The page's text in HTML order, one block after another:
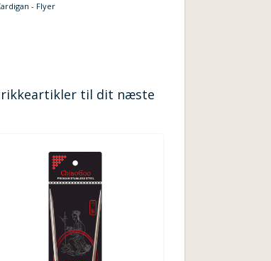
- Flyer
til dit næste